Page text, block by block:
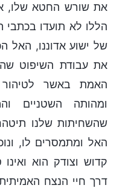
את שורש החטא שלו,
הללו לא תועדו
של ישוע אדוננו, האל
את עבודת השיפוט
האמת באשר
ומהותה השטניים
שהשחיתות שלנו
האל ומתמסרים לו,
קדוש וצודק הוא
דרך חיי הנצח